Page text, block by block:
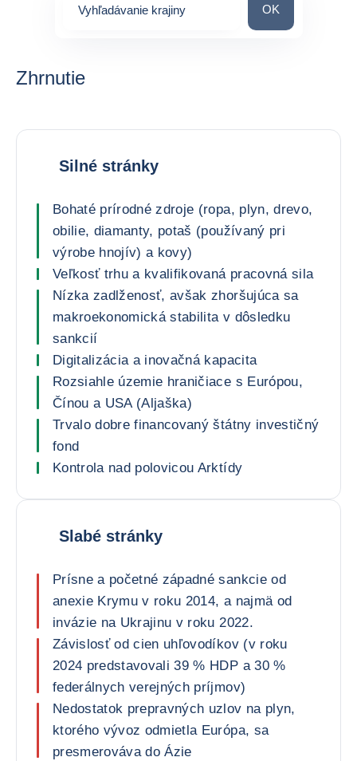
Vyhľadávanie krajiny Vyhľadávanie
OK
Zhrnutie
Silné stránky
Bohaté prírodné zdroje (ropa, plyn, drevo,
obilie, diamanty, potaš (používaný pri
výrobe hnojív) a kovy)
Veľkosť trhu a kvalifikovaná pracovná sila
Nízka zadlženosť, avšak zhoršujúca sa
makroekonomická stabilita v dôsledku
sankcií
Digitalizácia a inovačná kapacita
Rozsiahle územie hraničiace s Európou,
Čínou a USA (Aljaška)
Trvalo dobre financovaný štátny investičný
fond
Kontrola nad polovicou Arktídy
Slabé stránky
Prísne a početné západné sankcie od
anexie Krymu v roku 2014, a najmä od
invázie na Ukrajinu v roku 2022.
Závislosť od cien uhľovodíkov (v roku
2024 predstavovali 39 % HDP a 30 %
federálnych verejných príjmov)
Nedostatok prepravných uzlov na plyn,
ktorého vývoz odmietla Európa, sa
presmerováva do Ázie